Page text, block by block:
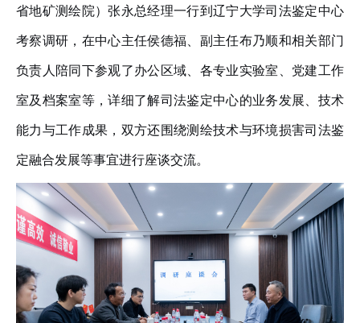
省地矿测绘院）张永总经理一行到辽宁大学司法鉴定中心
考察调研，在中心主任侯德福 副主任布乃顺和相关部门
负责人陪同下参观了办公区域、 各专业实验室 党建工作
室及档案室等 ，详细了解司法鉴定中心的业务发展 技术
能力与工作成果，双方还围绕测绘技术与环境损害司法鉴
定融合发展等事宜进行座谈交流。